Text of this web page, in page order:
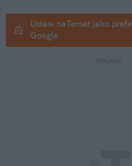
Ustaw naTemat jako
Google
REKLAMA